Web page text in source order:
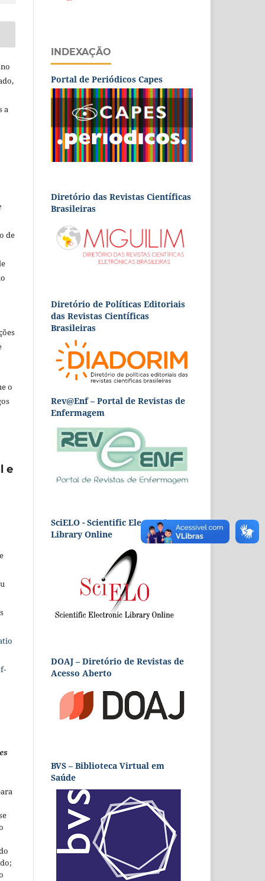
a
de
o
e
INDEXAÇÃO
Portal de Periódicos Capes
Diretório das Revistas Científicas
Brasileiras
Diretório de Políticas Editoriais
das Revistas Científicas
Brasileiras
Rev@Enf – Portal de Revistas de
Enfermagem
SciELO - Scientific Electronic
Library Online
DOAJ – Diretório de Revistas de
Acesso Aberto
BVS – Biblioteca Virtual em
Saúde